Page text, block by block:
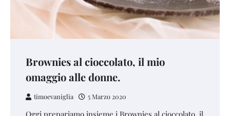
Brownies al cioccolato, il mio
omaggio alle donne.
timoevaniglia 5 Marzo 2020